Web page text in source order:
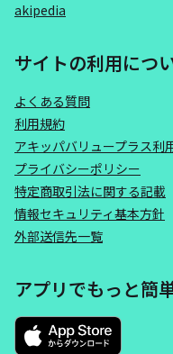
akipedia
サイトの利用につ
よくある質問
利用規約
アキッパバリュープラス利
プライバシーポリシー
特定商取引法に関する記載
情報セキュリティ基本方針
外部送信先一覧
アプリでもっと簡